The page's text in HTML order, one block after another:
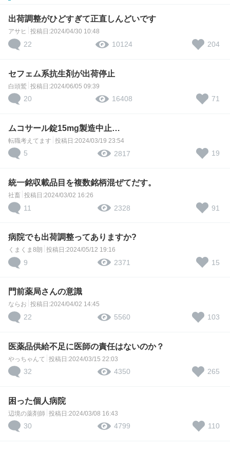
出荷調整がひどすぎて正直しんどいです
アサヒ 投稿日:2024/04/30 10:48
22 10124 204
セフェム系抗生剤が出荷停止
白頭鷲 投稿日:2024/06/05 09:39
20 16408 71
ムコサール錠15mg製造中止…
転職考えてます 投稿日:2024/03/19 23:54
5 2817 19
統一銘収載品目を複数銘柄混ぜてだす。
社畜 投稿日:2024/03/02 16:26
11 2328 91
病院でも出荷調整ってありますか?
くまくま8朗 投稿日:2024/05/12 19:16
9 2371 15
門前薬局さんの意識
ならお 投稿日:2024/04/02 14:45
22 5560 103
医薬品供給不足に医師の責任はないのか？
やっちゃんて 投稿日:2024/03/15 22:03
32 4350 265
困った個人病院
辺境の薬剤師 投稿日:2024/03/08 16:43
30 4799 110